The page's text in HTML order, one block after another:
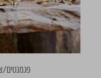
פגמנטים/